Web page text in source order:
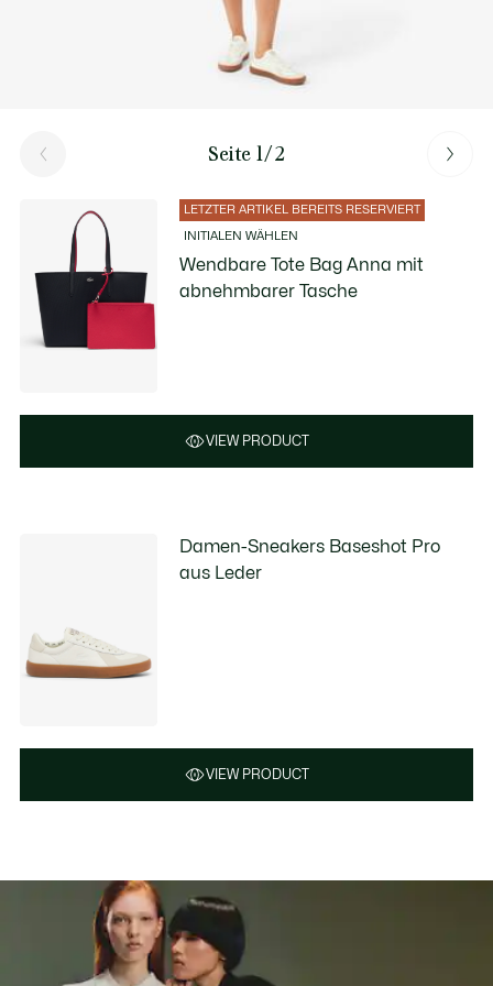
Seite 1/2
LETZTER ARTIKEL BEREITS RESERVIERT
INITIALEN WÄHLEN
Wendbare Tote Bag Anna mit
abnehmbarer Tasche
VIEW PRODUCT
Damen-Sneakers Baseshot Pro
aus Leder
VIEW PRODUCT